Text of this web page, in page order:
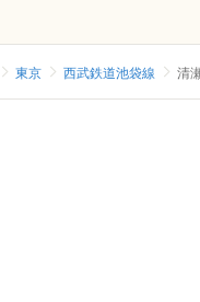
東京 西武鉄道池袋線 清